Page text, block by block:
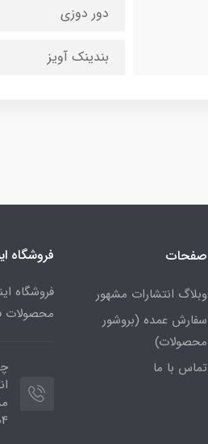
دور دوزی
بندینک آویز
صفحات
وبلاگ انتشارات مشهور
سفارش عمده (بروشور
محصولات)
تماس با ما
فروشگاه
فروشگاه
محصولات